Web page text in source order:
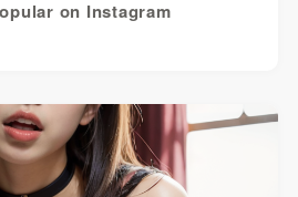
on Instagram